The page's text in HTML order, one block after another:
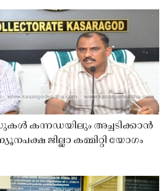
കന്നഡയിലും അച്ചടിക്കാൻ
ജില്ലാ കമ്മിറ്റി യോഗം